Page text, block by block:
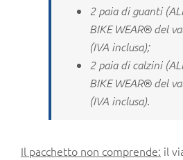
2 paia di guanti
BIKE WEAR® del
(IVA inclusa);
2 paia di calzini
BIKE WEAR® del
(IVA inclusa).
Il pacchetto non comprende: il